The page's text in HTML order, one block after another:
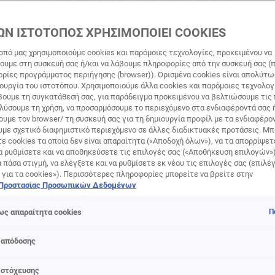
ματιών αποτελεί πραγματικό πάθος για τη L'Oréal
και φρυδιών, σκιές ματιών: τα προϊόντα μακιγιάζ μας
σε ατελείωτους συνδυασμούς ή να φορεθούν μόνα τους
μάσκαρα αρκεί για να τονίσει τις βλεφαρίδες σας
βλέμμα σας. Αυτή η αγαπημένη απλή κίνηση πολλών
ποιότητας προϊόντα μακιγιάζ φρυδιών, όπως
στα φρύδια και κάνουν τα μάτια να δείχνουν
το γυναικείο βλέμμα με εντυπωσιακές πινελιές
σε πολλές διαφορετικές υφές. Οι σκιές παραμένουν
επιτρέπουν την ανάμειξη διαφορετικών στυλ και
μέσω διάφορων τεχνικών, όπως το smoky-eye.
μακιγιάζ ματιών για να αναδείξετε το βλέμμα σας με
ΙΣΤΟΤΟΠΟΣ ΧΡΗΣΙΜΟΠΟΙΕΙ COOKIES
μας χρησιμοποιούμε cookies και παρόμοιες τεχνολογίες, προκειμένου να
στη συσκευή σας ή/και να λάβουμε πληροφορίες από την συσκευή σας
προγράμματος περιήγησης (browser)). Ορισμένα cookies είναι
του ιστοτόπου. Χρησιμοποιούμε άλλα cookies και παρόμοιες
τη συγκατάθεσή σας, για παράδειγμα προκειμένου να βελτιώσουμε τις
τη χρήση, να προσαρμόσουμε το περιεχόμενο στα ενδιαφέροντά σας
τον browser/ τη συσκευή σας για τη δημιουργία προφίλ με τα
σχετικό διαφημιστικό περιεχόμενο σε άλλες διαδικτυακές προτάσεις.
cookies τα οποία δεν είναι απαραίτητα («Αποδοχή όλων»), να τα
ρυθμίσετε και να αποθηκεύσετε τις επιλογές σας («Αποθήκευση
πάσα στιγμή, να ελέγξετε και να ρυθμίσετε εκ νέου τις επιλογές σας
για τα cookies»). Περισσότερες πληροφορίες μπορείτε να βρείτε στην
Προσωπικών Δεδομένων
απαραίτητα cookies